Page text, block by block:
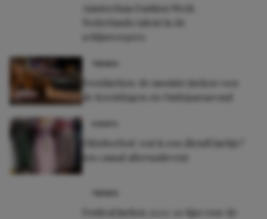
Amsterdam Fashion Week:
Nederlands talent in de
schijnwerpers
Feestjurken: de mooiste jurken voor
de Kerstdagen en Oudejaarsavond
Oktoberfest: wat is een dirndl jurkje?
(en casual alternatieven)
Festival jurken 2022: 10 tips voor de